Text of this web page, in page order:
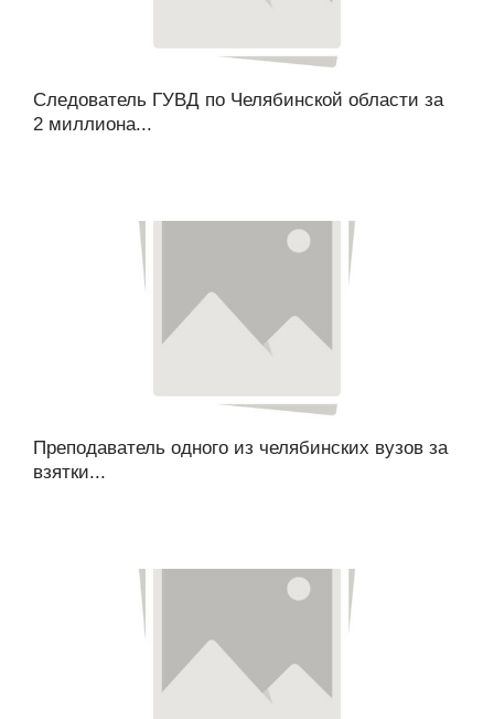
Следователь ГУВД по Челябинской области за
2 миллиона...
Преподаватель одного из челябинских вузов за
взятки...